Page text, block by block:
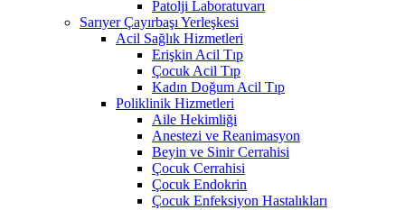
Patolji Laboratuvarı
Sarıyer Çayırbaşı Yerleşkesi
Acil Sağlık Hizmetleri
Erişkin Acil Tıp
Çocuk Acil Tıp
Kadın Doğum Acil Tıp
Poliklinik Hizmetleri
Aile Hekimliği
Anestezi ve Reanimasyon
Beyin ve Sinir Cerrahisi
Çocuk Cerrahisi
Çocuk Endokrin
Çocuk Enfeksiyon Hastalıkları